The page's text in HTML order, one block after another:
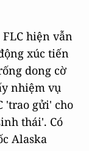
hiện vẫn
xúc tiến
dong cờ
nhiệm vụ
'trao gửi' cho
thái'. Có
Alaska